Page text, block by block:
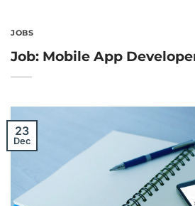
JOBS
Job: Mobile App
23
Dec